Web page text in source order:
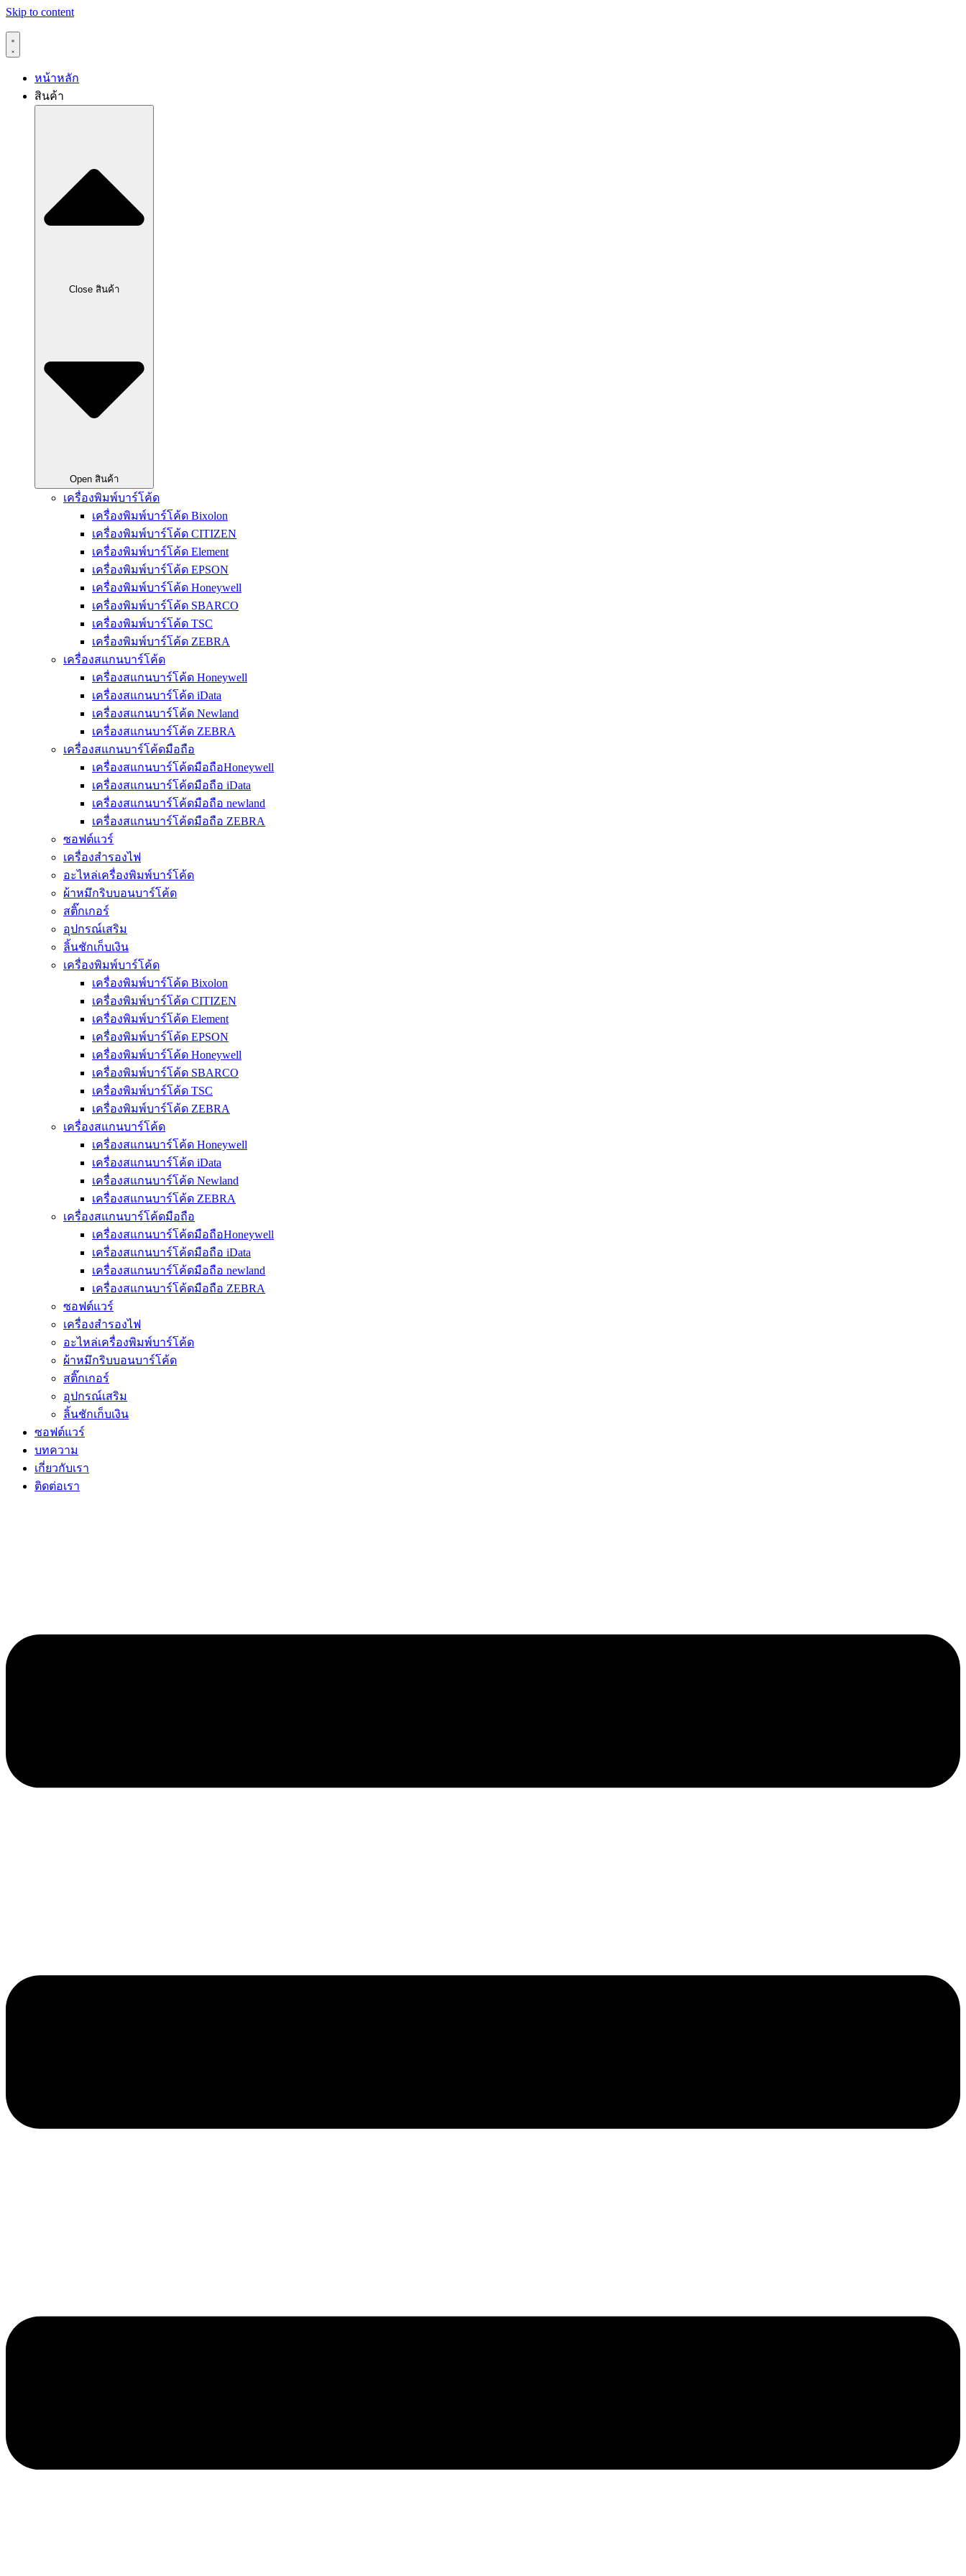
Skip to content
หน้าหลัก
สินค้า
Close สินค้า
Open สินค้า
เครื่องพิมพ์บาร์โค้ด
เครื่องพิมพ์บาร์โค้ด Bixolon
เครื่องพิมพ์บาร์โค้ด CITIZEN
เครื่องพิมพ์บาร์โค้ด Element
เครื่องพิมพ์บาร์โค้ด EPSON
เครื่องพิมพ์บาร์โค้ด Honeywell
เครื่องพิมพ์บาร์โค้ด SBARCO
เครื่องพิมพ์บาร์โค้ด TSC
เครื่องพิมพ์บาร์โค้ด ZEBRA
เครื่องสแกนบาร์โค้ด
เครื่องสแกนบาร์โค้ด Honeywell
เครื่องสแกนบาร์โค้ด iData
เครื่องสแกนบาร์โค้ด Newland
เครื่องสแกนบาร์โค้ด ZEBRA
เครื่องสแกนบาร์โค้ดมือถือ
เครื่องสแกนบาร์โค้ดมือถือHoneywell
เครื่องสแกนบาร์โค้ดมือถือ iData
เครื่องสแกนบาร์โค้ดมือถือ newland
เครื่องสแกนบาร์โค้ดมือถือ ZEBRA
ซอฟต์แวร์
เครื่องสำรองไฟ
อะไหล่เครื่องพิมพ์บาร์โค้ด
ผ้าหมึกริบบอนบาร์โค้ด
สติ๊กเกอร์
อุปกรณ์เสริม
ลิ้นชักเก็บเงิน
เครื่องพิมพ์บาร์โค้ด
เครื่องพิมพ์บาร์โค้ด Bixolon
เครื่องพิมพ์บาร์โค้ด CITIZEN
เครื่องพิมพ์บาร์โค้ด Element
เครื่องพิมพ์บาร์โค้ด EPSON
เครื่องพิมพ์บาร์โค้ด Honeywell
เครื่องพิมพ์บาร์โค้ด SBARCO
เครื่องพิมพ์บาร์โค้ด TSC
เครื่องพิมพ์บาร์โค้ด ZEBRA
เครื่องสแกนบาร์โค้ด
เครื่องสแกนบาร์โค้ด Honeywell
เครื่องสแกนบาร์โค้ด iData
เครื่องสแกนบาร์โค้ด Newland
เครื่องสแกนบาร์โค้ด ZEBRA
เครื่องสแกนบาร์โค้ดมือถือ
เครื่องสแกนบาร์โค้ดมือถือHoneywell
เครื่องสแกนบาร์โค้ดมือถือ iData
เครื่องสแกนบาร์โค้ดมือถือ newland
เครื่องสแกนบาร์โค้ดมือถือ ZEBRA
ซอฟต์แวร์
เครื่องสำรองไฟ
อะไหล่เครื่องพิมพ์บาร์โค้ด
ผ้าหมึกริบบอนบาร์โค้ด
สติ๊กเกอร์
อุปกรณ์เสริม
ลิ้นชักเก็บเงิน
ซอฟต์แวร์
บทความ
เกี่ยวกับเรา
ติดต่อเรา